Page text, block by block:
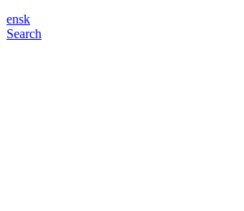
ensk
Search